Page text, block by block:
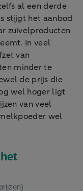
al een derde
stijgt het aanbod
zuivelproducten
In veel
van
minder te
de prijs die
wel hoger ligt
van veel
wel